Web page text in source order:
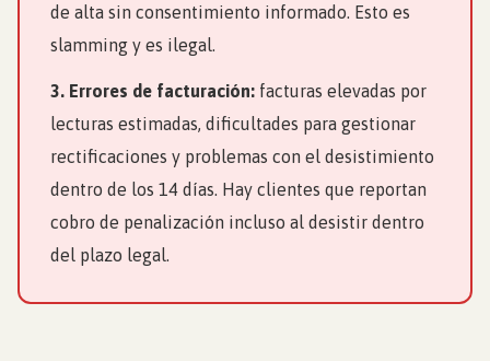
de alta sin consentimiento informado. Esto es
slamming y es ilegal.
3. Errores de facturación: facturas elevadas por
lecturas estimadas, dificultades para gestionar
rectificaciones y problemas con el desistimiento
dentro de los 14 días. Hay clientes que reportan
cobro de penalización incluso al desistir dentro
del plazo legal.